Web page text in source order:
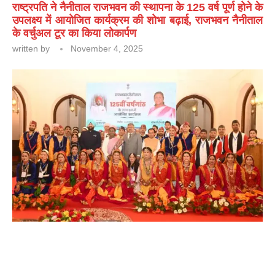
राष्ट्रपति ने नैनीताल राजभवन की स्थापना के 125 वर्ष पूर्ण होने के
उपलक्ष्य में आयोजित कार्यक्रम की शोभा बढ़ाई, राजभवन नैनीताल
के वर्चुअल टूर का किया लोकार्पण
written by November 4, 2025